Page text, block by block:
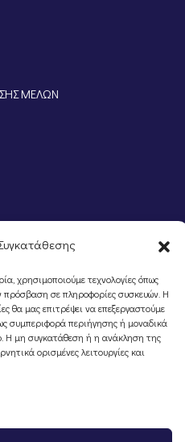
χρησιμοποιούμε τεχνολογίες όπως
σε πληροφορίες συσκευών. Η
θα μας επιτρέψει να επεξεργαστούμε
συμπεριφορά περιήγησης ή μοναδικά
Η μη συγκατάθεση ή η ανάκληση της
ορισμένες λειτουργίες και
ΜΕΛΩΝ
Powered byKnowledge A.E.